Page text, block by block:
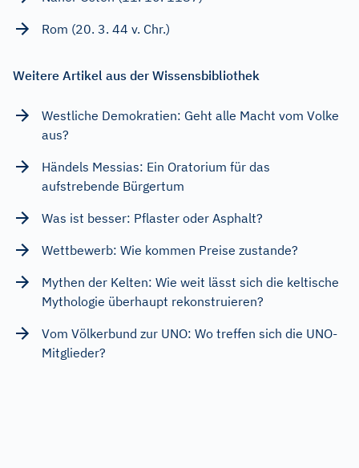
Rom (20. 3. 44 v. Chr.)
Weitere Artikel aus der Wissensbibliothek
Westliche Demokratien: Geht alle Macht vom Volke
aus?
Händels Messias: Ein Oratorium für das
aufstrebende Bürgertum
Was ist besser: Pflaster oder Asphalt?
Wettbewerb: Wie kommen Preise zustande?
Mythen der Kelten: Wie weit lässt sich die keltische
Mythologie überhaupt rekonstruieren?
Vom Völkerbund zur UNO: Wo treffen sich die UNO-
Mitglieder?